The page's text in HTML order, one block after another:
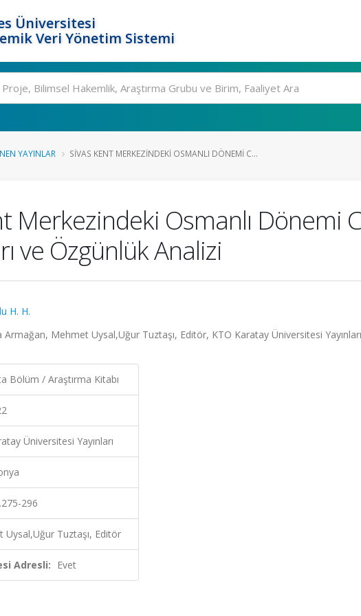
Üniversitesi
Veri Yönetim Sistemi
YAYINLAR SIVAS KENT MERKEZINDEKI OSMANLI DÖNEMI C...
Merkezindeki Osmanlı Dönemi
ve Özgünlük Analizi
H. H.
Armağan, Mehmet Uysal,Uğur Tuztaşı, Editör, KTO Karatay Üniversitesi
Bölüm / Araştırma Kitabı
Üniversitesi Yayınları
296
Uysal,Uğur Tuztaşı, Editör
Adresli: Evet